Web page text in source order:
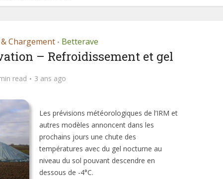
Chargement • Betterave
– Refroidissement et gel
read 3 ans ago
Les prévisions météorologiques de l’IRM et
autres modèles annoncent dans les
prochains jours une chute des
températures avec du gel nocturne au
niveau du sol pouvant descendre en
dessous de -4°C.